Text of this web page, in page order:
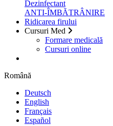
Dezinfectant
ANTI-ÎMBĂTRÂNIRE
Ridicarea firului
Cursuri Med
Formare medicală
Cursuri online
Română
Deutsch
English
Français
Español